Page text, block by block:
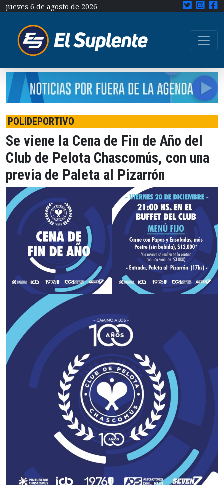
jueves 6 de agosto de 2026
POLIDEPORTIVO
Se viene la Cena de Fin de Año del
Club de Pelota Chascomús, con una
previa de Paleta al Pizarrón